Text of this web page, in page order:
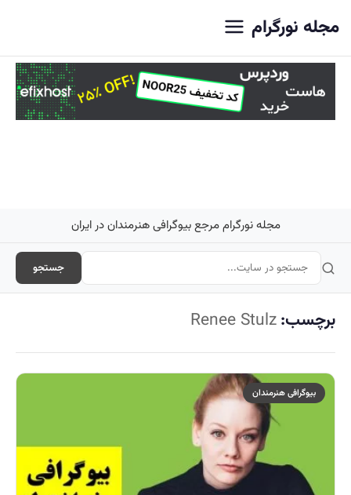
مجله نورگرام
مجله نورگرام مرجع بیوگرافی هنرمندان در ایران
جستجو
برچسب:Renee Stulz
بیوگرافی هنرمندان